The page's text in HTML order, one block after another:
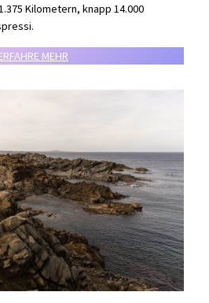
Kilometern, knapp 14.000
MEHR